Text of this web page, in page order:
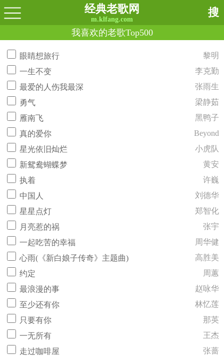
经典老歌网
m.klfang.com
搜
我喜欢的老歌Top500
眼睛想旅行
黎明
一生不变
李克勤
最爱的人伤我最深
张雨生
勇气
梁静茹
雁南飞
黑鸭子
真的爱你
Beyond
星光依旧灿烂
小虎队
新鸳鸯蝴蝶梦
黄安
执着
许巍
中国人
刘德华
星星点灯
郑智化
月亮惹的祸
张宇
一起吃苦的幸福
周华健
心雨(《新白娘子传奇》主题曲)
高胜美
约定
周蕙
最浪漫的事
赵咏华
至少还有你
林忆莲
只要有你
那英
一无所有
王杰
走过咖啡屋
张蔷